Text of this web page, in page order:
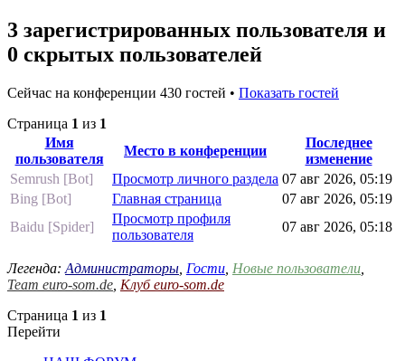
3 зарегистрированных пользователя и
0 скрытых пользователей
Сейчас на конференции 430 гостей • Показать гостей
Страница 1 из 1
Имя
пользователя
Место в конференции
Последнее
изменение
Semrush [Bot]
Просмотр личного раздела 07 авг 2026, 05:19
Bing [Bot]
Главная страница
07 авг 2026, 05:19
Baidu [Spider]
Просмотр профиля
пользователя
07 авг 2026, 05:18
Легенда: Администраторы Гости Новые пользователи
Team euro-som.de Клуб euro-som.de
Страница 1 из 1
Перейти